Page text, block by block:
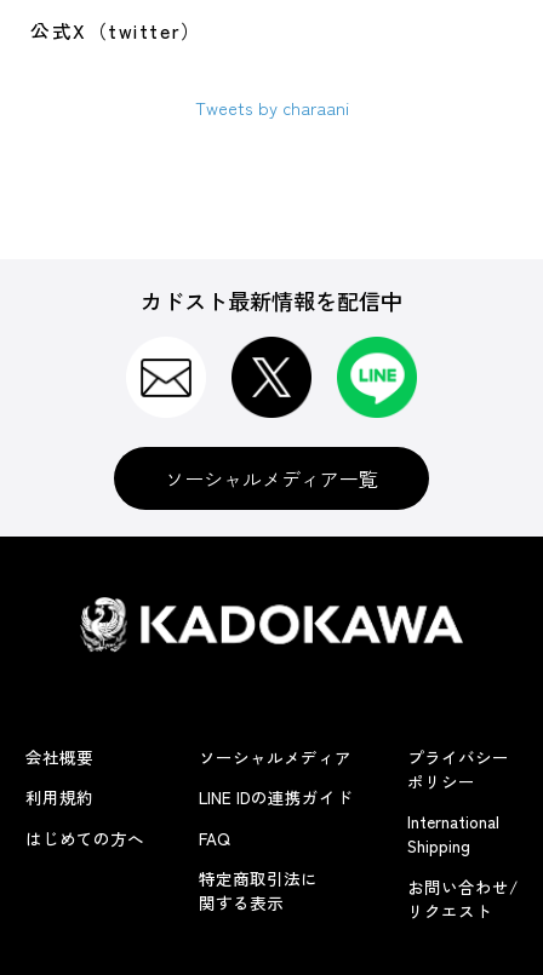
公式X（twitter）
Tweets by charaani
カドスト最新情報を配信中
ソーシャルメディア一覧
会社概要
利用規約
はじめての方へ
ソーシャルメディア
LINE IDの連携ガイド
FAQ
特定商取引法に
関する表示
プライバシー
ポリシー
International
Shipping
お問い合わせ/
リクエスト